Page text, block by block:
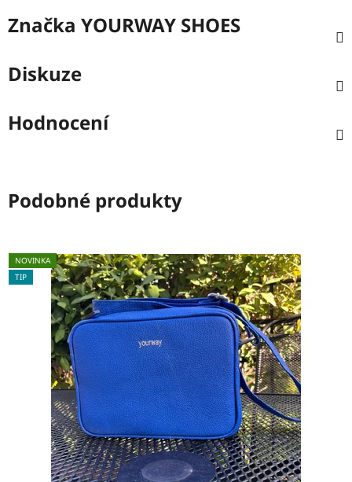
Značka YOURWAY SHOES
Diskuze
Hodnocení
Podobné produkty
NOVINKA
TIP